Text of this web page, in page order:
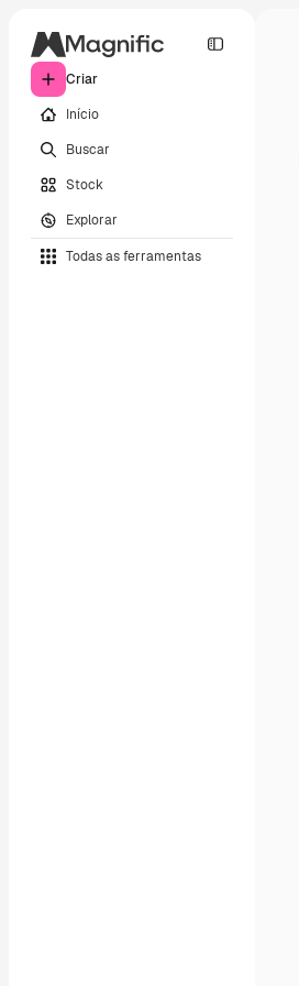
Criar
Início
Buscar
Stock
Explorar
Todas as ferramentas